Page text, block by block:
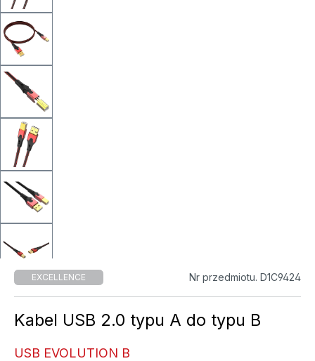
EXCELLENCE Nr przedmiotu. D1C9424
Kabel USB 2.0 typu A do typu B
USB EVOLUTION B